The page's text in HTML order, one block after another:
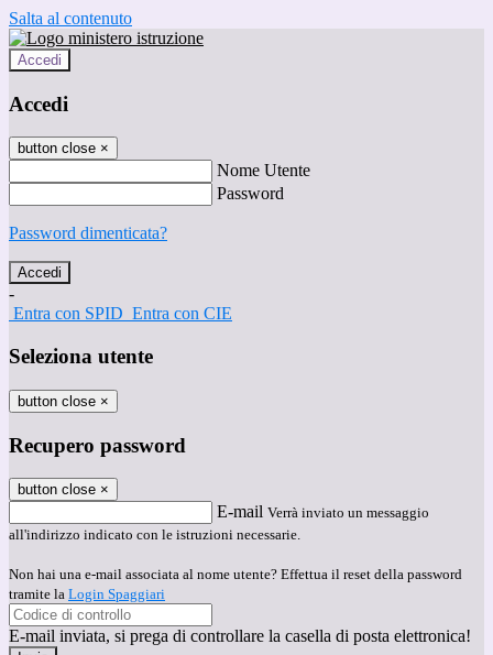
Salta al contenuto
Accedi
Accedi
button close ×
Nome Utente
Password
Password dimenticata?
-
Entra con SPID Entra con CIE
Seleziona utente
button close ×
Recupero password
button close ×
E-mail Verrà inviato un messaggio
all'indirizzo indicato con le istruzioni necessarie.
Non hai una e-mail associata al nome utente? Effettua il reset della password
tramite la Login Spaggiari
E-mail inviata, si prega di controllare la casella di posta elettronica!